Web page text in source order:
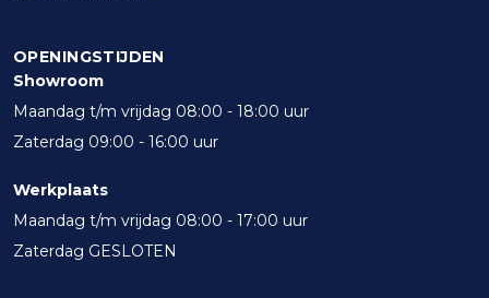
OPENINGSTIJDEN
Showroom
Maandag t/m vrijdag 08:00 - 18:00 uur
Zaterdag 09:00 - 16:00 uur
Werkplaats
Maandag t/m vrijdag 08:00 - 17:00 uur
Zaterdag GESLOTEN